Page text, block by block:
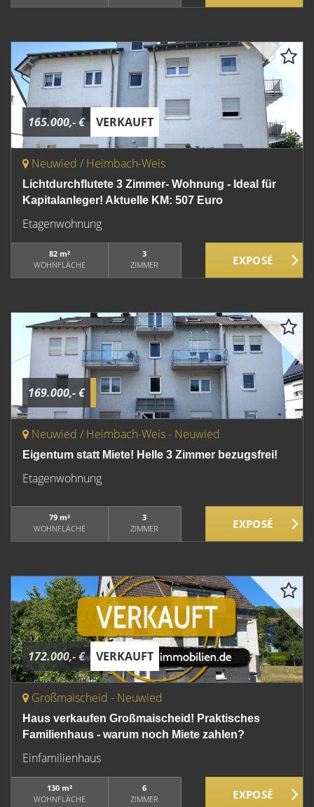
165.000,- € VERKAUFT
Neuwied / Heimbach-Weis
Lichtdurchflutete 3 Zimmer- Wohnung - Ideal für
Kapitalanleger! Aktuelle KM: 507 Euro
Etagenwohnung
82 m²
WOHNFLÄCHE
3
ZIMMER
169.000,- €
Neuwied / Heimbach-Weis - Neuwied
Eigentum statt Miete! Helle 3 Zimmer bezugsfrei!
Etagenwohnung
79 m²
WOHNFLÄCHE
3
ZIMMER
172.000,- € VERKAUFT
Großmaischeid - Neuwied
Haus verkaufen Großmaischeid! Praktisches
Familienhaus - warum noch Miete zahlen?
Einfamilienhaus
130 m²
WOHNFLÄCHE
6
ZIMMER